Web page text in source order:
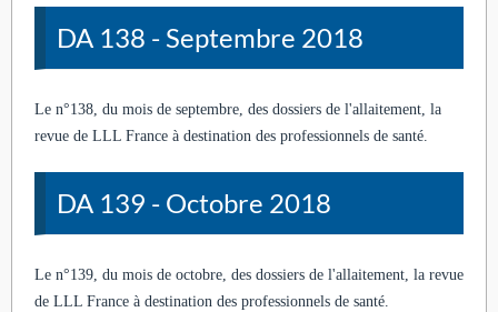
DA 138 - Septembre 2018
Le n°138, du mois de septembre, des dossiers de l'allaitement, la
revue de LLL France à destination des professionnels de santé.
DA 139 - Octobre 2018
Le n°139, du mois de octobre, des dossiers de l'allaitement, la revue
de LLL France à destination des professionnels de santé.